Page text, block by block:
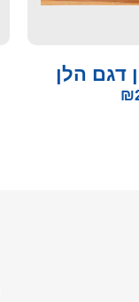
דגם הלן
₪